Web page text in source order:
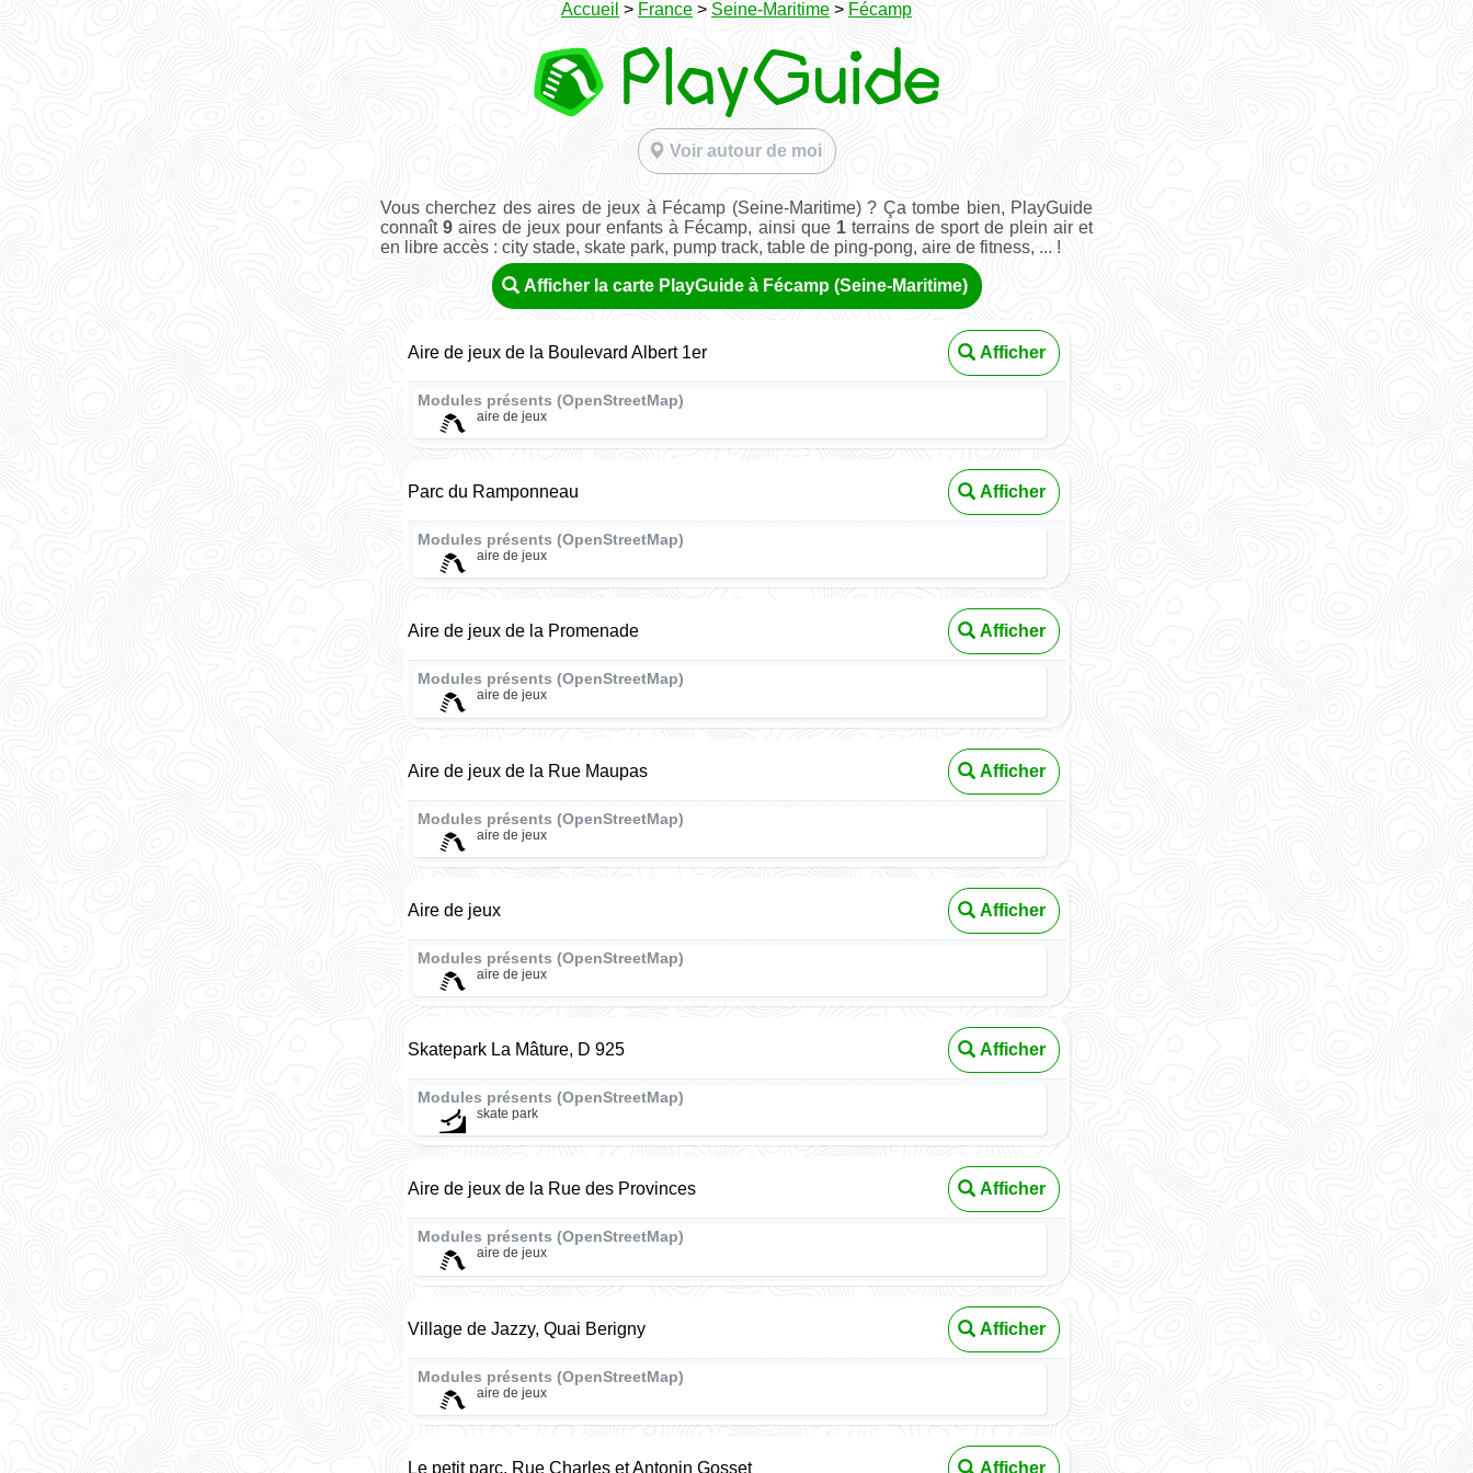
Accueil > France > Seine-Maritime > Fécamp
Voir autour de moi
Vous cherchez des aires de jeux à Fécamp (Seine-Maritime) ? Ça tombe bien, PlayGuide
connaît9 aires de jeux pour enfants à Fécamp, ainsi que 1terrains de sport de plein air et
en libre accès : city stade, skate park, pump track, table de ping-pong, aire de fitness, ... !
Afficher la carte PlayGuide à Fécamp (Seine-Maritime)
Aire de jeux de la Boulevard Albert 1er Afficher
Modules présents (OpenStreetMap)
aire de jeux
Parc du Ramponneau Afficher
Modules présents (OpenStreetMap)
aire de jeux
Aire de jeux de la Promenade Afficher
Modules présents (OpenStreetMap)
aire de jeux
Aire de jeux de la Rue Maupas Afficher
Modules présents (OpenStreetMap)
aire de jeux
Aire de jeux Afficher
Modules présents (OpenStreetMap)
aire de jeux
Skatepark La Mâture, D 925 Afficher
Modules présents (OpenStreetMap)
skate park
Aire de jeux de la Rue des Provinces Afficher
Modules présents (OpenStreetMap)
aire de jeux
Village de Jazzy, Quai Berigny Afficher
Modules présents (OpenStreetMap)
aire de jeux
Le petit parc, Rue Charles et Antonin Gosset Afficher